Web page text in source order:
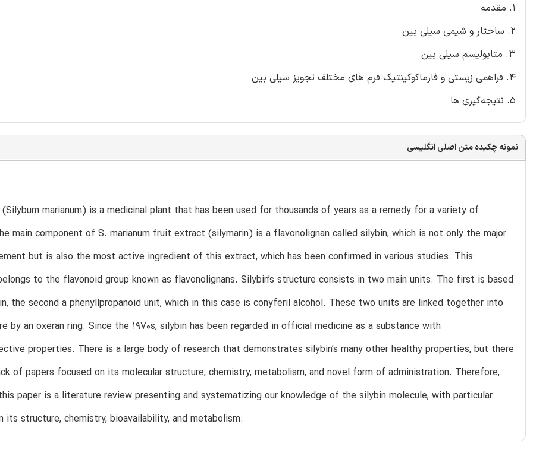
1. مقدمه
2. ساختار و شیمی سیلی بین
3. متابولیسم سیلی بین
4. فراهمی زیستی و فارماکوکینتیک فرم های مختلف تجویز سیلی بین
5. نتیجه‌گیری ها
نمونه چکیده متن اصلی انگلیسی
marianum) is a medicinal plant that has been used for thousands of years as a remedy for a variety of
main component of S. marianum fruit extract (silymarin) is a flavonolignan called silybin, which is not only the major
but is also the most active ingredient of this extract, which has been confirmed in various studies. This
to the flavonoid group known as flavonolignans. Silybin’s structure consists in two main units. The first is based
the second a phenyllpropanoid unit, which in this case is conyferil alcohol. These two units are linked together into
by an oxeran ring. Since the 1970s, silybin has been regarded in official medicine as a substance with
properties. There is a large body of research that demonstrates silybin’s many other healthy properties, but there
of papers focused on its molecular structure, chemistry, metabolism, and novel form of administration. Therefore,
paper is a literature review presenting and systematizing our knowledge of the silybin molecule, with particular
its structure, chemistry, bioavailability, and metabolism.